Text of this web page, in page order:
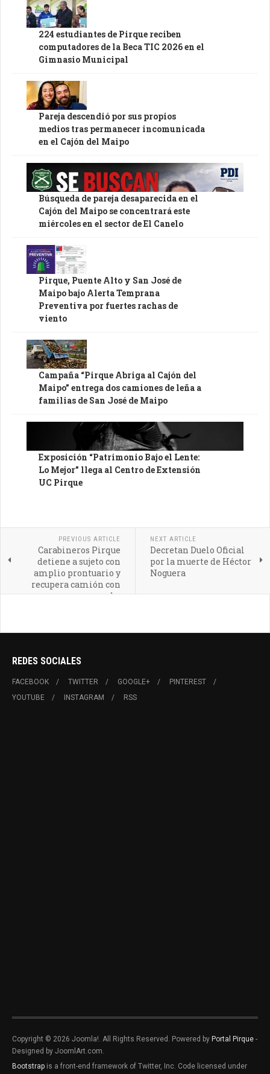
224 estudiantes de Pirque reciben
computadores de la Beca TIC 2026 en el
Gimnasio Municipal
Pareja descendió por sus propios
medios tras permanecer incomunicada
en el Cajón del Maipo
Búsqueda de pareja desaparecida en el
Cajón del Maipo se concentrará este
miércoles en el sector de El Canelo
Pirque, Puente Alto y San José de
Maipo bajo Alerta Temprana
Preventiva por fuertes rachas de
viento
Campaña “Pirque Abriga al Cajón del
Maipo” entrega dos camiones de leña a
familias de San José de Maipo
Exposición “Patrimonio Bajo el Lente:
Lo Mejor” llega al Centro de Extensión
UC Pirque
PREVIOUS ARTICLE
Carabineros Pirque
detiene a sujeto con
amplio prontuario y
recupera camión con
encargo por robo
NEXT ARTICLE
Decretan Duelo Oficial
por la muerte de Héctor
Noguera
REDES SOCIALES
FACEBOOK TWITTER GOOGLE+
PINTEREST
YOUTUBE
INSTAGRAM RSS
Copyright © 2026 Joomla!. All Rights Reserved. Powered by Portal Pirque -
Designed by JoomlArt.com.
Bootstrap is a front-end framework of Twitter, Inc. Code licensed under